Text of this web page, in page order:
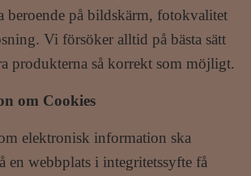
beroende på bildskärm, fotokvalitet
Vi försöker alltid på bästa sätt
produkterna så korrekt som möjligt.
om Cookies
elektronisk information ska
en webbplats i integritetssyfte få